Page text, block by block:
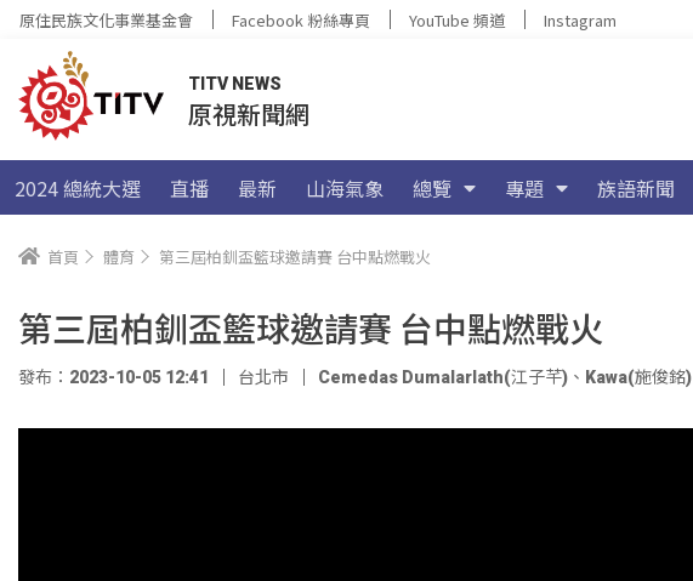
原住民族文化事業基金會 Facebook 粉絲專頁 YouTube 頻道 Instagram
TITV NEWS
原視新聞網
2024 總統大選 直播 最新 山海氣象 總覽 專題 族語新聞
首頁 體育 第三屆柏釧盃籃球邀請賽 台中點燃戰火
第三屆柏釧盃籃球邀請賽 台中點燃戰火
發布：2023-10-05 12:41 台北市 Cemedas Dumalarlath(江子芊) 、 Kawa(施俊銘)